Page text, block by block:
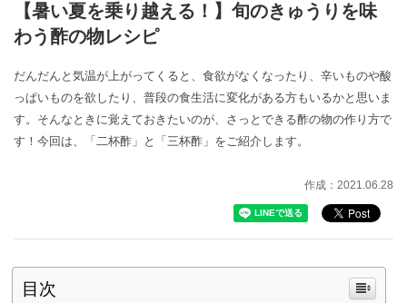
【暑い夏を乗り越える！】旬のきゅうりを味
わう酢の物レシピ
だんだんと気温が上がってくると、食欲がなくなったり、辛いものや酸
っぱいものを欲したり、普段の食生活に変化がある方もいるかと思いま
す。そんなときに覚えておきたいのが、さっとできる酢の物の作り方で
す！今回は、「二杯酢」と「三杯酢」をご紹介します。
作成：2021.06.28
目次